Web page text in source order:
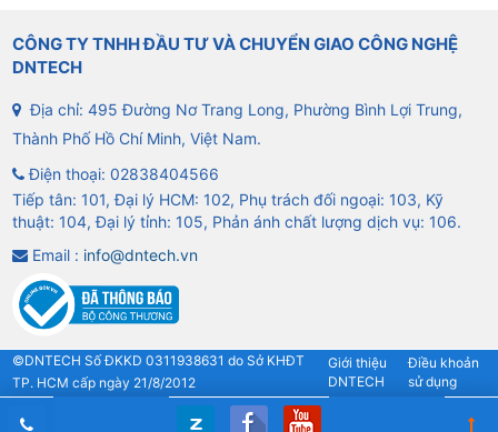
CÔNG TY TNHH ĐẦU TƯ VÀ CHUYỂN GIAO CÔNG NGHỆ
DNTECH
Địa chỉ: 495 Đường Nơ Trang Long, Phường Bình Lợi Trung,
Thành Phố Hồ Chí Minh, Việt Nam.
Điện thoại: 02838404566
Tiếp tân: 101, Đại lý HCM: 102, Phụ trách đối ngoại: 103, Kỹ
thuật: 104, Đại lý tỉnh: 105, Phản ánh chất lượng dịch vụ: 106.
Email : info@dntech.vn
©DNTECH Số ĐKKD 0311938631 do Sở KHĐT
TP. HCM cấp ngày 21/8/2012
Giới thiệu
DNTECH
Điều khoản
sử dụng